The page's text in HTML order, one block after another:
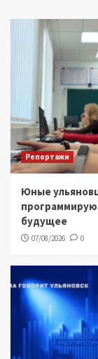
Репортажи
Юные
будущее
07/08/2026 0